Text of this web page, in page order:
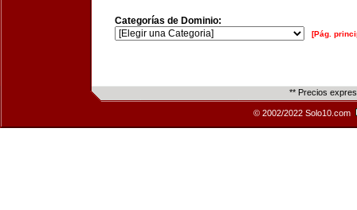
Categorías de Dominio:
[Pág.
** Precios
© 2002/2022 Solo10.com